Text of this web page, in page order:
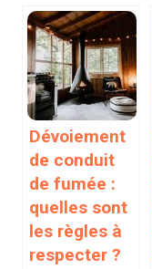
Dévoiement
de conduit
de fumée :
quelles sont
les règles à
respecter ?